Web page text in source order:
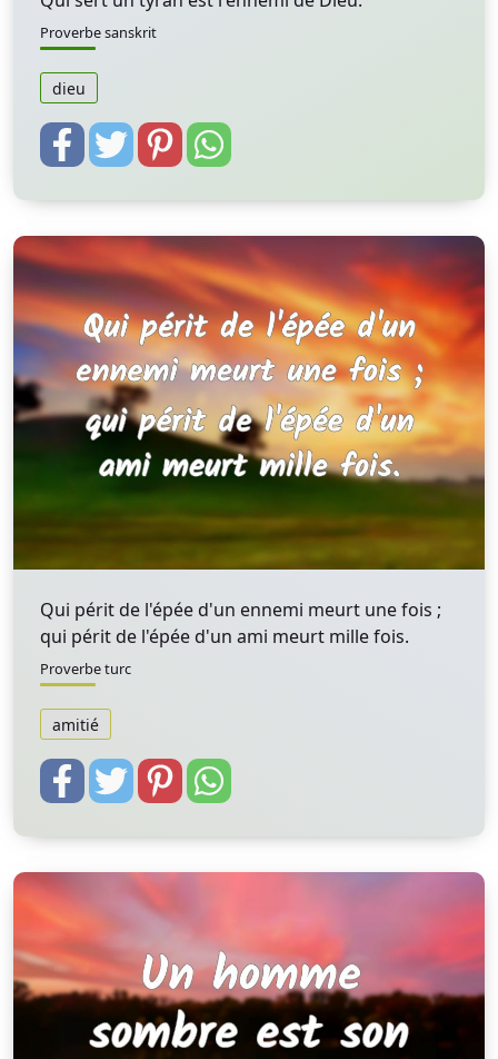
Proverbe sanskrit
dieu
Qui périt de l'épée d'un ennemi meurt une fois ;
qui périt de l'épée d'un ami meurt mille fois.
Proverbe turc
amitié